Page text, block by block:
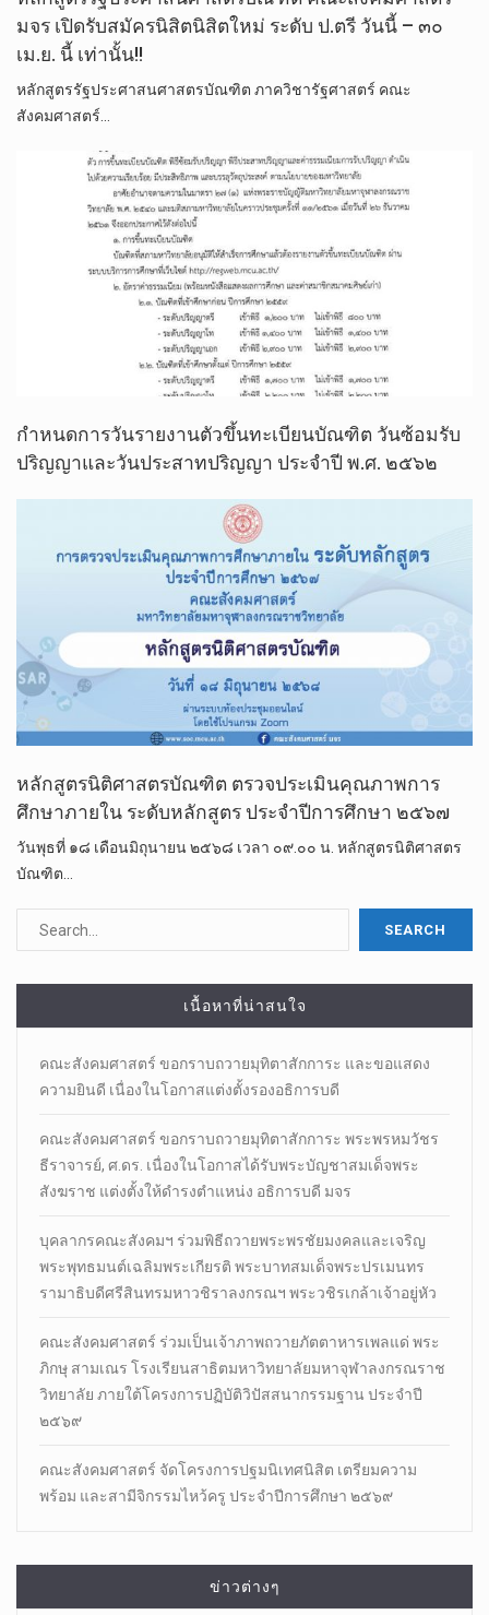
มจร เปิดรับสมัครนิสิตนิสิตใหม่ ระดับ ป.ตรี วันนี้ – ๓๐
เม.ย. นี้ เท่านั้น!!
หลักสูตรรัฐประศาสนศาสตรบัณฑิต ภาควิชารัฐศาสตร์ คณะ
สังคมศาสตร์…
กำหนดการวันรายงานตัวขึ้นทะเบียนบัณฑิต วันซ้อมรับ
ปริญญา​และวันประสาทปริญญา​ ประจำปี พ.ศ. ๒๕๖๒
หลักสูตรนิติศาสตรบัณฑิต ตรวจประเมินคุณภาพการ
ศึกษาภายใน ระดับหลักสูตร ประจำปีการศึกษา ๒๕๖๗
วันพุธที่ ๑๘ เดือนมิถุนายน ๒๕๖๘ เวลา ๐๙.๐๐ น. หลักสูตรนิติศาสตร
บัณฑิต…
เนื้อหาที่น่าสนใจ
คณะสังคมศาสตร์ ขอกราบถวายมุทิตาสักการะ และขอแสดง
ความยินดี เนื่องในโอกาสแต่งตั้งรองอธิการบดี
คณะสังคมศาสตร์ ขอกราบถวายมุทิตาสักการะ พระพรหมวัชร
ธีราจารย์, ศ.ดร. เนื่องในโอกาสได้รับพระบัญชาสมเด็จพระ
สังฆราช แต่งตั้งให้ดำรงตำแหน่ง อธิการบดี มจร
บุคลากรคณะสังคมฯ ร่วมพิธีถวายพระพรชัยมงคลและเจริญ
พระพุทธมนต์เฉลิมพระเกียรติ พระบาทสมเด็จพระปรเมนทร
รามาธิบดีศรีสินทรมหาวชิราลงกรณฯ พระวชิรเกล้าเจ้าอยู่หัว
คณะสังคมศาสตร์ ร่วมเป็นเจ้าภาพถวายภัตตาหารเพลแด่ พระ
ภิกษุ สามเณร โรงเรียนสาธิตมหาวิทยาลัยมหาจุฬาลงกรณราช
วิทยาลัย ภายใต้โครงการปฏิบัติวิปัสสนากรรมฐาน ประจำปี
๒๕๖๙
คณะสังคมศาสตร์ จัดโครงการปฐมนิเทศนิสิต เตรียมความ
พร้อม และสามีจิกรรมไหว้ครู ประจำปีการศึกษา ๒๕๖๙
ข่าวต่างๆ